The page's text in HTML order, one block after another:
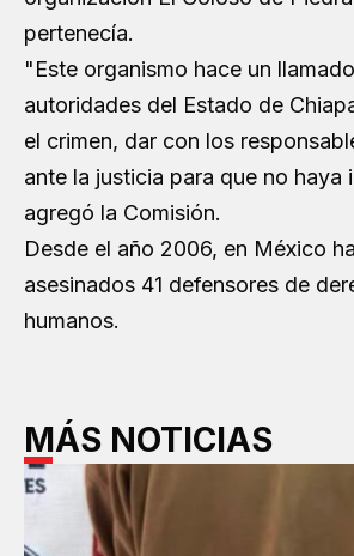
pertenecía.
"Este organismo hace un
autoridades del Estado de
el crimen, dar con los
ante la justicia para que no haya
agregó la Comisión.
Desde el año 2006, en México
asesinados 41 defensores de
humanos.
MÁS NOTICIAS